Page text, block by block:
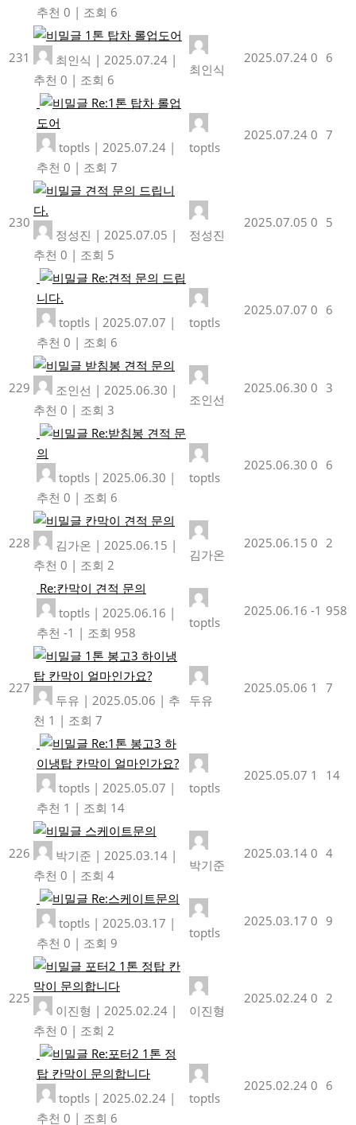
추천 0 | 조회 6
231
1톤 탑차 롤업도어
최인식 | 2025.07.24 |
추천 0 | 조회 6
최인식
2025.07.24 0 6
Re:1톤 탑차 롤업
도어
toptls | 2025.07.24 |
추천 0 | 조회 7
toptls
2025.07.24 0 7
230
견적 문의 드립니
다.
정성진 | 2025.07.05 |
추천 0 | 조회 5
정성진
2025.07.05 0 5
Re:견적 문의 드립
니다.
toptls | 2025.07.07 |
추천 0 | 조회 6
toptls
2025.07.07 0 6
229
받침봉 견적 문의
조인선 | 2025.06.30 |
추천 0 | 조회 3
조인선
2025.06.30 0 3
Re:받침봉 견적 문
의
toptls | 2025.06.30 |
추천 0 | 조회 6
toptls
2025.06.30 0 6
228
칸막이 견적 문의
김가온 | 2025.06.15 |
추천 0 | 조회 2
김가온
2025.06.15 0 2
Re:칸막이 견적 문의
toptls | 2025.06.16 |
추천 -1 | 조회 958
toptls
2025.06.16 -1 958
227
1톤 봉고3 하이냉
탑 칸막이 얼마인가요?
두유 | 2025.05.06 | 추
천 1 | 조회 7
두유
2025.05.06 1 7
Re:1톤 봉고3 하
이냉탑 칸막이 얼마인가요?
toptls | 2025.05.07 |
추천 1 | 조회 14
toptls
2025.05.07 1 14
226
스케이트문의
박기준 | 2025.03.14 |
추천 0 | 조회 4
박기준
2025.03.14 0 4
Re:스케이트문의
toptls | 2025.03.17 |
추천 0 | 조회 9
toptls
2025.03.17 0 9
225
포터2 1톤 정탑 칸
막이 문의합니다
이진형 | 2025.02.24 |
추천 0 | 조회 2
이진형
2025.02.24 0 2
Re:포터2 1톤 정
탑 칸막이 문의합니다
toptls | 2025.02.24 |
추천 0 | 조회 6
toptls
2025.02.24 0 6